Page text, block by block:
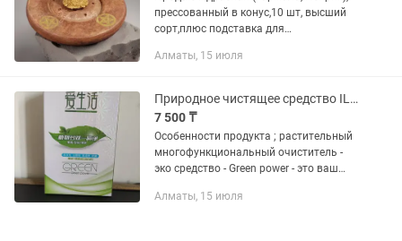
прессованный в конус,10 шт, высший
сорт,плюс подставка для
Антивирусное,для очистки
от...
Алматы, 15 июля
Природное чистящее средство ILIFE
7 500 ₸
Особенности продукта ; растительный
многофункциональный очиститель -
эко средство - Green power - это ваш
остатки пестицидов, запахи, жирные
Алматы, 15 июля